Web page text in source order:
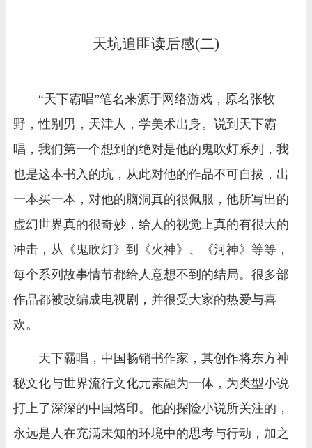
天坑追匪读后感(二)
“天下霸唱”笔名来源于网络游戏，原名张牧
野，性别男，天津人，学美术出身。说到天下霸
唱，我们第一个想到的绝对是他的鬼吹灯系列，我
也是这本书入的坑，从此对他的作品不可自拔，出
一本买一本，对他的脑洞真的很佩服，他所写出的
虚幻世界真的很奇妙，给人的视觉上真的有很大的
冲击，从《鬼吹灯》到《火神》、《河神》等等，
每个系列故事情节都给人意想不到的结局。很多部
作品都被改编成电视剧，并很受大家的热爱与喜
欢。
天下霸唱，中国畅销书作家，其创作将东方神
秘文化与世界流行文化元素融为一体，为类型小说
打上了深深的中国烙印。他的探险小说所关注的，
永远是人在充满未知的环境中的思考与行动，加之